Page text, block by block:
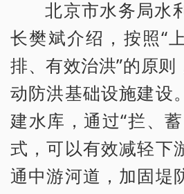
北京市水务局水
长樊斌介绍，按照“
排、有效治洪”的原则
动防洪基础设施建设
建水库，通过“拦、
式，可以有效减轻下
通中游河道，加固堤